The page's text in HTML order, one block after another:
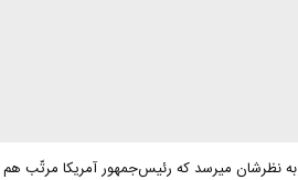
به نظرشان میرسد که رئیس‌جمهور آمریکا مرتّب هم